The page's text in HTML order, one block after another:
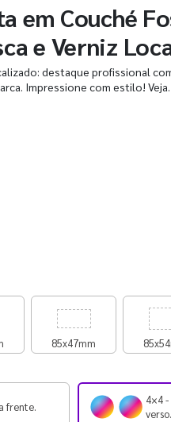
em Couché
e Verniz
destaque profissional
Impressione com estilo! Veja.
85x47mm
frente.
4×4
verso.